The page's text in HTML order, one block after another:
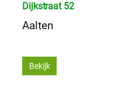
Dijkstraat 52
Aalten
Bekijk